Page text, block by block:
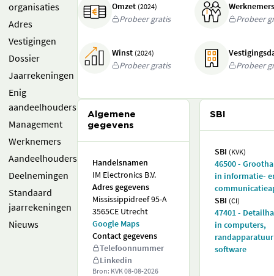
organisaties
Adres
Vestigingen
Dossier
Jaarrekeningen
Enig
aandeelhouders
Management
Werknemers
Aandeelhouders
Deelnemingen
Standaard
jaarrekeningen
Nieuws
Omzet (2024)
Probeer gratis
Probeer
Winst (2024)
Probeer gratis
Probeer
Algemene
gegevens
Handelsnamen
IM Electronics B.V.
Adres gegevens
Mississippidreef 95-A
3565CE Utrecht
Google Maps
Contact gegevens
Telefoonnummer
Linkedin
Bron: KVK08-08-2026
SBI
SBI (KVK)
46500 -
in informatie-
SBI (CI)
47401 -
in computers,
software